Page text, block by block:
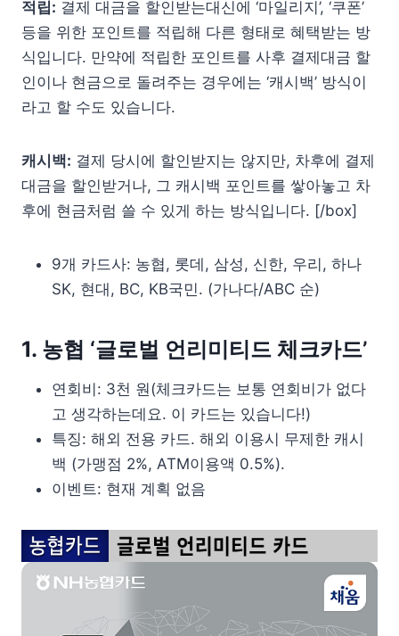
적립: 결제 대금을 할인받는대신에 ‘마일리지’, ‘쿠폰’
등을 위한 포인트를 적립해 다른 형태로 혜택받는 방
식입니다. 만약에 적립한 포인트를 사후 결제대금 할
인이나 현금으로 돌려주는 경우에는 ‘캐시백’ 방식이
라고 할 수도 있습니다.
캐시백: 결제 당시에 할인받지는 않지만, 차후에 결제
대금을 할인받거나, 그 캐시백 포인트를 쌓아놓고 차
후에 현금처럼 쓸 수 있게 하는 방식입니다. [/box]
9개 카드사: 농협, 롯데, 삼성, 신한, 우리, 하나
SK, 현대, BC, KB국민. (가나다/ABC 순)
1. 농협 ‘글로벌 언리미티드 체크카드’
연회비: 3천 원(체크카드는 보통 연회비가 없다
고 생각하는데요. 이 카드는 있습니다!)
특징: 해외 전용 카드. 해외 이용시 무제한 캐시
백 (가맹점 2%, ATM이용액 0.5%).
이벤트: 현재 계획 없음